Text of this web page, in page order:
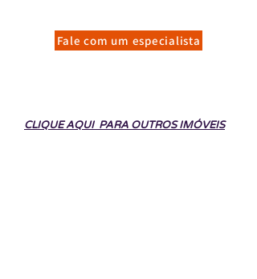
Fale com um especialista
CLIQUE AQUI PARA OUTROS IMÓVEIS